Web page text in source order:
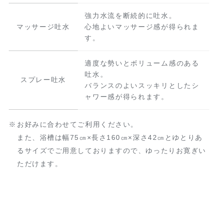
マッサージ吐水
強力水流を断続的に吐水。
心地よいマッサージ感が得られま
す。
スプレー吐水
適度な勢いとボリューム感のある
吐水。
バランスのよいスッキリとしたシ
ャワー感が得られます。
お好みに合わせてご利用ください。
また、浴槽は幅75㎝×長さ160㎝×深さ42㎝とゆとりあ
るサイズでご用意しておりますので、ゆったりお寛ぎい
ただけます。